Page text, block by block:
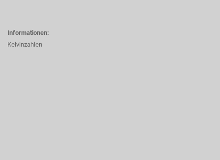
Informationen:
Kelvinzahlen